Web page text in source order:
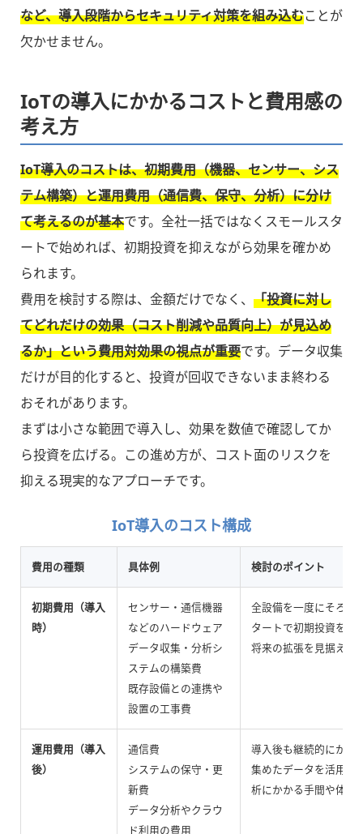
など、導入段階からセキュリティ対策を組み込むことが
欠かせません。
IoTの導入にかかるコストと費用感の
考え方
IoT導入のコストは、初期費用（機器、センサー、シス
テム構築）と運用費用（通信費、保守、分析）に分け
て考えるのが基本です。全社一括ではなくスモールスタ
ートで始めれば、初期投資を抑えながら効果を確かめ
られます。
費用を検討する際は、金額だけでなく、 「投資に対し
てどれだけの効果（コスト削減や品質向上）が見込め
るか」という費用対効果の視点が重要です。データ収集
だけが目的化すると、投資が回収できないまま終わる
おそれがあります。
まずは小さな範囲で導入し、効果を数値で確認してか
ら投資を広げる。この進め方が、コスト面のリスクを
抑える現実的なアプローチです。
IoT導入のコスト構成
費用の種類 具体例 検討のポイント
初期費用（導入
時）
センサー・通信機器
などのハードウェア
データ収集・分析シ
ステムの構築費
既存設備との連携や
設置の工事費
全設備を一度にそろえ
タートで初期投資を抑
将来の拡張を見据えた
運用費用（導入
後）
通信費
システムの保守・更
新費
データ分析やクラウ
ド利用の費用
導入後も継続的にかか
集めたデータを活用し
析にかかる手間や体制